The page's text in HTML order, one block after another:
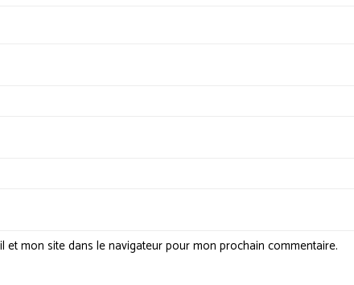
et mon site dans le navigateur pour mon prochain commentaire.